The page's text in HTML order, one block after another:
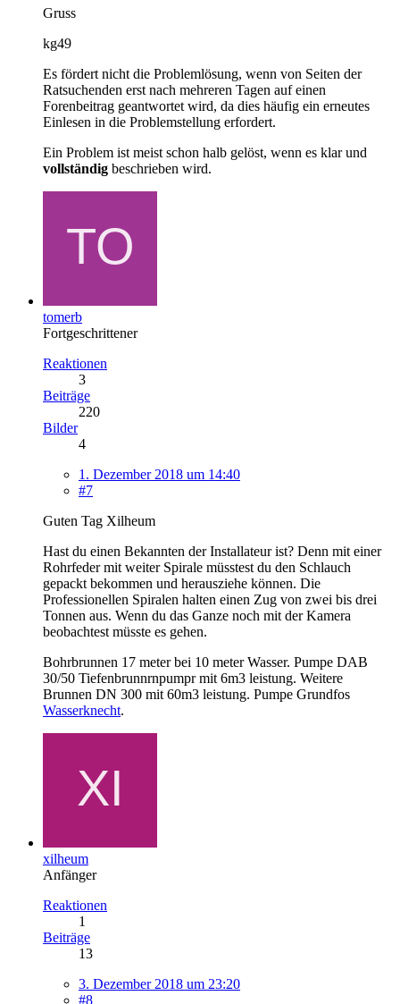
Gruss
kg49
Es fördert nicht die Problemlösung, wenn von Seiten der
Ratsuchenden erst nach mehreren Tagen auf einen
Forenbeitrag geantwortet wird, da dies häufig ein erneutes
Einlesen in die Problemstellung erfordert.
Ein Problem ist meist schon halb gelöst, wenn es klar und
vollständig beschrieben wird.
tomerb
Fortgeschrittener
Reaktionen
3
Beiträge
220
Bilder
4
1. Dezember 2018 um 14:40
#7
Guten Tag Xilheum
Hast du einen Bekannten der Installateur ist? Denn mit einer
Rohrfeder mit weiter Spirale müsstest du den Schlauch
gepackt bekommen und herausziehe können. Die
Professionellen Spiralen halten einen Zug von zwei bis drei
Tonnen aus. Wenn du das Ganze noch mit der Kamera
beobachtest müsste es gehen.
Bohrbrunnen 17 meter bei 10 meter Wasser. Pumpe DAB
30/50 Tiefenbrunnrnpumpr mit 6m3 leistung. Weitere
Brunnen DN 300 mit 60m3 leistung. Pumpe Grundfos
Wasserknecht.
xilheum
Anfänger
Reaktionen
1
Beiträge
13
3. Dezember 2018 um 23:20
#8